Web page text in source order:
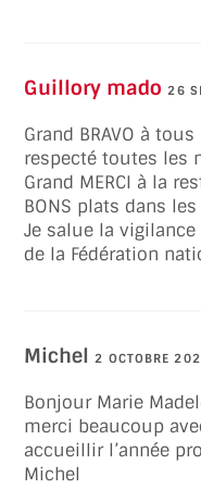
Guillory mado 26
Grand BRAVO à
respecté toutes les
Grand MERCI à la
BONS plats dans
Je salue la
de la Fédération
Michel2 OCTOBRE
Bonjour Marie
merci beaucoup
accueillir l’année
Michel